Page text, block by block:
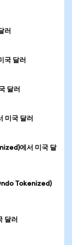
러
국 달러
달러
국 달러
에서 미국 달
Tokenized)
달러